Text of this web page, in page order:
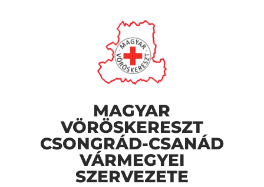
MAGYAR
VÖRÖSKERESZT
CSONGRÁD-CSANÁD
VÁRMEGYEI
SZERVEZETE